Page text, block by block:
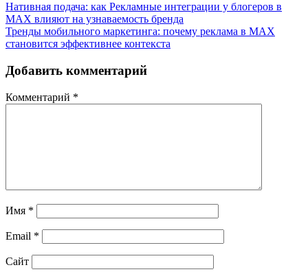
Нативная подача: как Рекламные интеграции у блогеров в
MAX влияют на узнаваемость бренда
Тренды мобильного маркетинга: почему реклама в MAX
становится эффективнее контекста
Добавить комментарий
Комментарий *
Имя *
Email *
Сайт